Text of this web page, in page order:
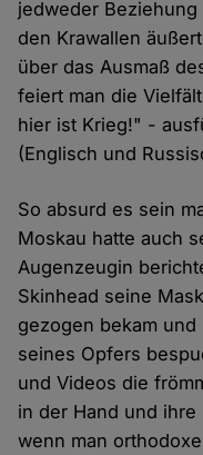
jedweder
den Krawallen
über das Ausmaß
feiert man die
hier ist Krieg!" -
(Englisch und
So absurd es sein
Moskau hatte auch
Augenzeugin
Skinhead seine
gezogen bekam
seines Opfers
und Videos die
in der Hand und
wenn man